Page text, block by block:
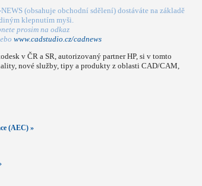
(obsahuje obchodní sdělení) dostáváte na základě
klepnutím myši.
prosim na odkaz
www.cadstudio.cz/cadnews
v ČR a SR, autorizovaný partner HP, si v tomto
nové služby, tipy a produkty z oblasti CAD/CAM,
(AEC) »